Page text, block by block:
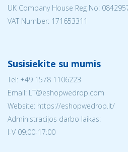
UK Company House Reg No:
VAT Number: 171653311
Susisiekite su mumis
Tel: +49 1578 1106223
Email: LT@eshopwedrop.com
Website: https://eshopwedrop.lt/
Administracijos darbo laikas:
I-V 09:00-17:00